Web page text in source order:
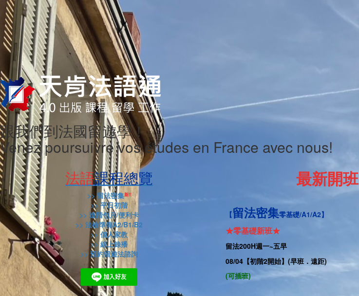
跟我們到法國留遊學！
Venez poursuivre vos études en France avec nous!
法語課程總覽
>> 留法密集新!!
>> 平日初階
>> 進階包月/便利卡
>> 法檢準備A2/B1/B2
>> 個人家教
>> 線上錄播
>> 預約留遊法諮詢
最新開班
【留法密集零基礎/A1/A2】
★零基礎新班★
留法200H週一~五早
08/04 【初階2開始】(早班．遠距)
(可插班)